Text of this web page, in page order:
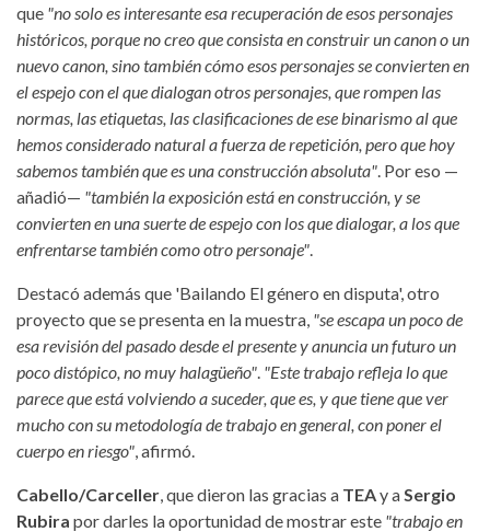
que "no solo es interesante esa recuperación de esos personajes
históricos, porque no creo que consista en construir un canon o un
nuevo canon, sino también cómo esos personajes se convierten en
el espejo con el que dialogan otros personajes, que rompen las
normas, las etiquetas, las clasificaciones de ese binarismo al que
hemos considerado natural a fuerza de repetición, pero que hoy
sabemos también que es una construcción absoluta". Por eso —
añadió— "también la exposición está en construcción, y se
convierten en una suerte de espejo con los que dialogar, a los que
enfrentarse también como otro personaje".
Destacó además que 'Bailando El género en disputa', otro
proyecto que se presenta en la muestra, "se escapa un poco de
esa revisión del pasado desde el presente y anuncia un futuro un
poco distópico, no muy halagüeño". "Este trabajo refleja lo que
parece que está volviendo a suceder, que es, y que tiene que ver
mucho con su metodología de trabajo en general, con poner el
cuerpo en riesgo", afirmó.
Cabello/Carceller, que dieron las gracias a TEAy aSergio
Rubira por darles la oportunidad de mostrar este "trabajo en